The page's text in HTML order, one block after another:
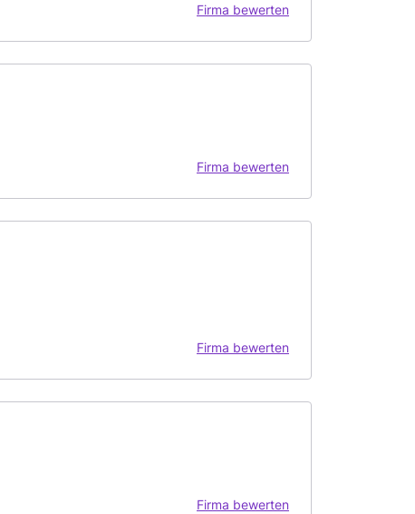
Firma bewerten
Firma bewerten
Firma bewerten
Firma bewerten